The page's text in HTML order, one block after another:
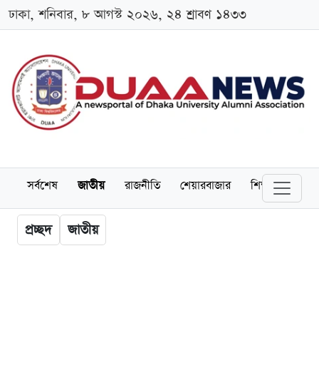
ঢাকা, শনিবার, ৮ আগস্ট ২০২৬, ২৪ শ্রাবণ ১৪৩৩
সর্বশেষ জাতীয় রাজনীতি শেয়ারবাজার শিক্ষা
প্রচ্ছদ জাতীয়